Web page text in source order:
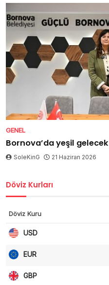
GENEL
Bornova’da yeşil
SoleKinG 21 Haziran 2026
Döviz Kurları
Döviz Kuru
USD
EUR
GBP